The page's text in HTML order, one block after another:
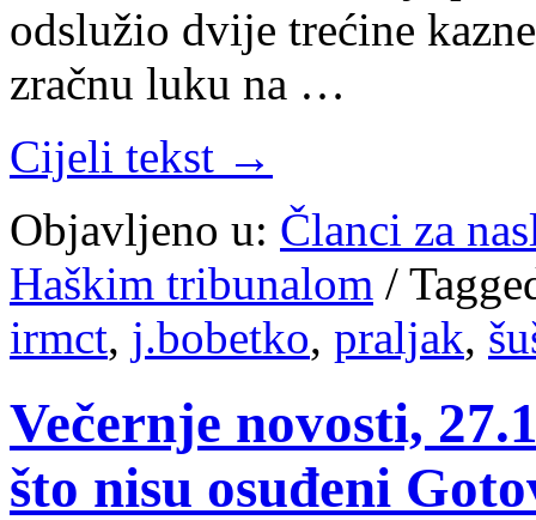
odslužio dvije trećine
zračnu luku na …
Cijeli tekst →
Objavljeno u: Članci za
Haškim tribunalom /
irmct, j.bobetko, praljak,
Večernje novosti,
što nisu osuđeni